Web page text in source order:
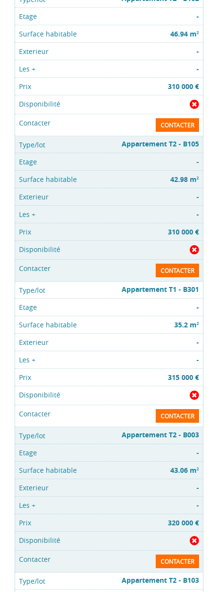
-
46.94 m2
-
-
310 000 €
CONTACTER
Appartement T2 - B105
-
42.98 m2
-
-
310 000 €
CONTACTER
Appartement T1 - B301
-
35.2 m2
-
-
315 000 €
CONTACTER
Appartement T2 - B003
-
43.06 m2
-
-
320 000 €
CONTACTER
Appartement T2 - B103